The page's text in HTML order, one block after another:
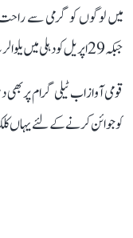
جبکہ 29 اپریل کو دہلی میں یلو الرٹ جاری کیا گیا ہے۔
قومی آواز اب ٹیلی گرام پر
کو جوائن کرنے کے لئے یہاں